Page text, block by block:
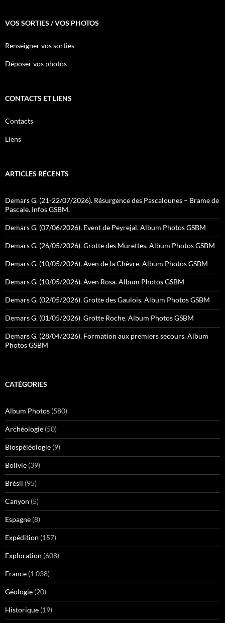
VOS SORTIES / VOS PHOTOS
Renseigner vos sorties
Déposer vos photos
CONTACTS ET LIENS
Contacts
Liens
ARTICLES RÉCENTS
Demars G. (21-22/07/2026). Résurgence des Pascalounes – Brame de
Pascale. Infos GSBM.
Demars G. (07/06/2026). Event de Peyrejal. Album Photos GSBM
Demars G. (26/05/2026). Grotte des Murettes. Album Photos GSBM
Demars G. (10/05/2026). Aven de la Chèvre. Album Photos GSBM
Demars G. (10/05/2026). Aven Rosa. Album Photos GSBM
Demars G. (02/05/2026). Grotte des Gaulois. Album Photos GSBM
Demars G. (01/05/2026). Grotte Roche. Album Photos GSBM
Demars G. (28/04/2026). Formation aux premiers secours. Album
Photos GSBM
CATÉGORIES
Album Photos (580)
Archéologie (50)
Biospéléologie (9)
Bolivie (39)
Brésil (95)
Canyon (5)
Espagne (8)
Expédition (157)
Exploration (608)
France (1 038)
Géologie (20)
Historique (19)